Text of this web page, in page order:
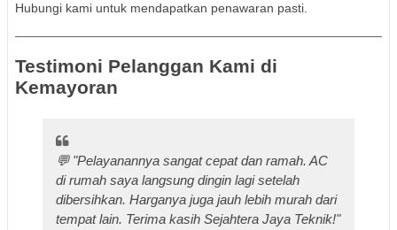
Hubungi kami untuk mendapatkan penawaran pasti.
Testimoni Pelanggan Kami di
Kemayoran
💬 "Pelayanannya sangat cepat dan ramah. AC
di rumah saya langsung dingin lagi setelah
dibersihkan. Harganya juga jauh lebih murah dari
tempat lain. Terima kasih Sejahtera Jaya Teknik!"